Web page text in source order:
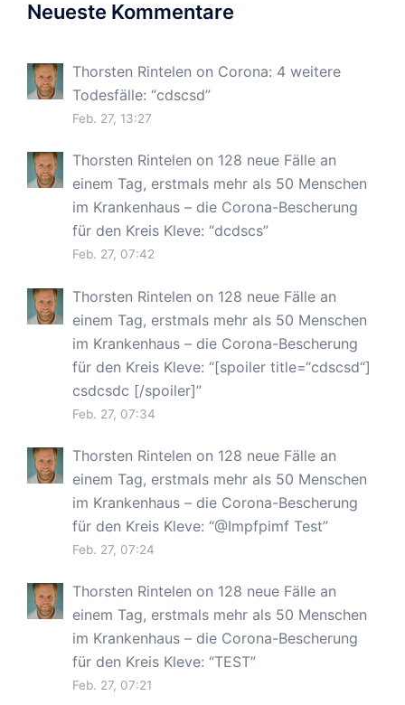
Neueste Kommentare
Thorsten Rintelen on Corona: 4 weitere
Todesfälle: “cdscsd”
Feb. 27, 13:27
Thorsten Rintelen on 128 neue Fälle an
einem Tag, erstmals mehr als 50 Menschen
im Krankenhaus – die Corona-Bescherung
für den Kreis Kleve: “dcdscs”
Feb. 27, 07:42
Thorsten Rintelen on 128 neue Fälle an
einem Tag, erstmals mehr als 50 Menschen
im Krankenhaus – die Corona-Bescherung
für den Kreis Kleve: “[spoiler title=“cdscsd“]
csdcsdc [/spoiler]”
Feb. 27, 07:34
Thorsten Rintelen on 128 neue Fälle an
einem Tag, erstmals mehr als 50 Menschen
im Krankenhaus – die Corona-Bescherung
für den Kreis Kleve: “@Impfpimf Test”
Feb. 27, 07:24
Thorsten Rintelen on 128 neue Fälle an
einem Tag, erstmals mehr als 50 Menschen
im Krankenhaus – die Corona-Bescherung
für den Kreis Kleve: “TEST”
Feb. 27, 07:21